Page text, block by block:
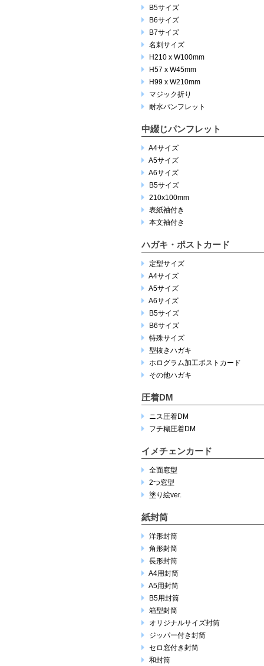
B5サイズ
B6サイズ
B7サイズ
名刺サイズ
H210 x W100mm
H57 x W45mm
H99 x W210mm
マジック折り
耐水パンフレット
中綴じパンフレット
A4サイズ
A5サイズ
A6サイズ
B5サイズ
210x100mm
表紙袖付き
本文袖付き
ハガキ・ポストカード
定型サイズ
A4サイズ
A5サイズ
A6サイズ
B5サイズ
B6サイズ
特殊サイズ
型抜きハガキ
ホログラム加工ポストカード
その他ハガキ
圧着DM
ニス圧着DM
フチ糊圧着DM
イメチェンカード
全面窓型
2つ窓型
塗り絵ver.
紙封筒
洋形封筒
角形封筒
長形封筒
A4用封筒
A5用封筒
B5用封筒
箱型封筒
オリジナルサイズ封筒
ジッパー付き封筒
セロ窓付き封筒
和封筒